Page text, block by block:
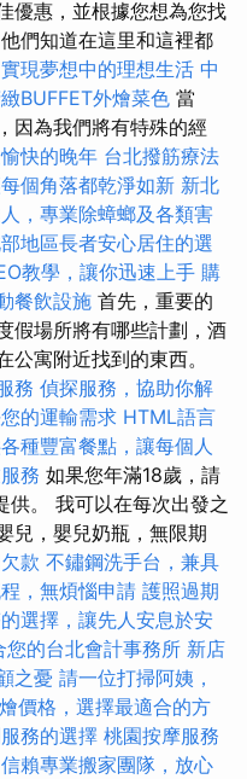
優惠，並根據您想為您找
們知道在這里和這裡都
現夢想中的理想生活 中
BUFFET外燴菜色 當
因為我們將有特殊的經
快的晚年 台北撥筋療法
個角落都乾淨如新 新北
，專業除蟑螂及各類害
地區長者安心居住的選
教學，讓你迅速上手 購
餐飲設施 首先，重要的
假場所將有哪些計劃，酒
寓附近找到的東西。
務 偵探服務，協助你解
的運輸需求 HTML語言
種豐富餐點，讓每個人
務 如果您年滿18歲，請
供。 我可以在每次出發之
兒，嬰兒奶瓶，無限期
款 不鏽鋼洗手台，兼具
，無煩惱申請 護照過期
選擇，讓先人安息於安
您的台北會計事務所 新店
之憂 請一位打掃阿姨，
價格，選擇最適合的方
務的選擇 桃園按摩服務
賴專業搬家團隊，放心